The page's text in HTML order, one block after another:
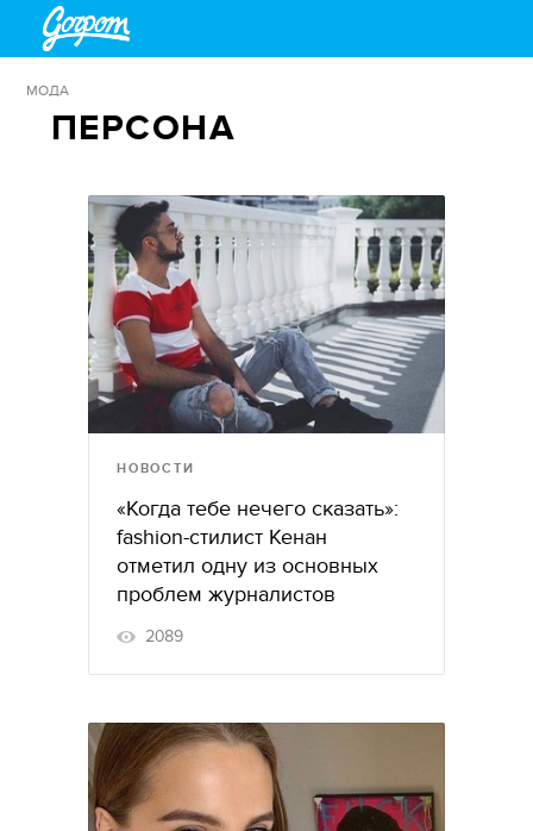
МОДА
ПЕРСОНА
НОВОСТИ
«Когда тебе нечего сказать»:
fashion-стилист Кенан
отметил одну из основных
проблем журналистов
2089